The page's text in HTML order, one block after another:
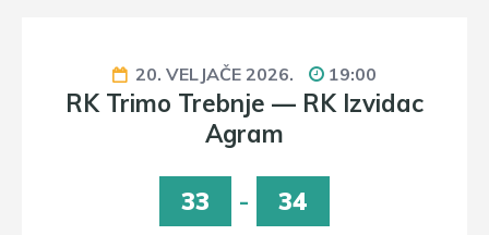
20. VELJAČE 2026. 19:00
RK Trimo Trebnje — RK Izvidac
Agram
33 - 34